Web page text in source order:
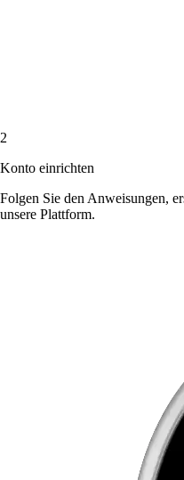
2
Konto einrichten
Folgen Sie den Anweisungen,
unsere Plattform.